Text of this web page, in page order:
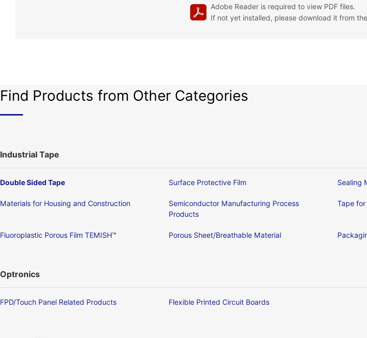
Adobe Reader is required to view PDF files.
If not yet installed, please download it from the
Find Products from Other Categories
Industrial Tape
Double Sided Tape Surface Protective Film Sealing
Materials for Housing and Construction
Semiconductor Manufacturing Process
Products
Tape
Fluoroplastic Porous Film TEMISH™ Porous Sheet/Breathable Material
Optronics
FPD/Touch Panel Related Products Flexible Printed Circuit Boards